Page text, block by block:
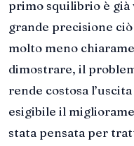
primo squilibrio è già
grande precisione
molto meno
dimostrare, il
rende costosa
esigibile il
stata pensata per